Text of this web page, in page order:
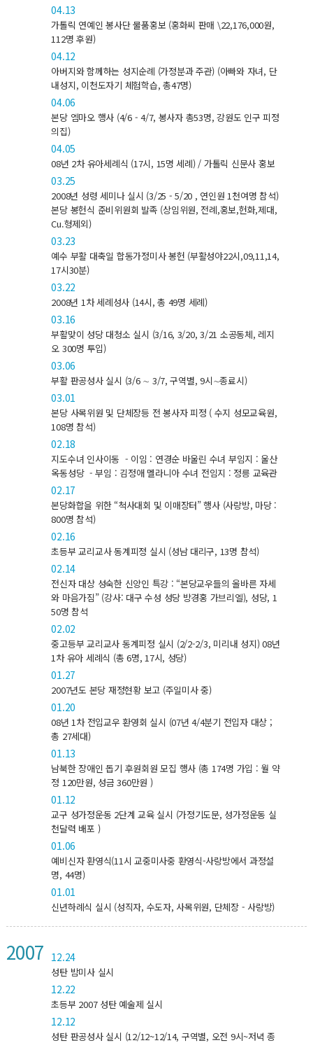
04.13
가톨릭 연예인 봉사단 물품홍보 (홍화씨 판매 \22,176,000원,
112명 후원)
04.12
아버지와 함께하는 성지순례 (가정분과 주관) (아빠와 자녀, 단
내성지, 이천도자기 체험학습, 총47명)
04.06
본당 엠마오 행사 (4/6 - 4/7, 봉사자 총53명, 강원도 인구 피정
의집)
04.05
08년 2차 유아세례식 (17시, 15명 세례) / 가톨릭 신문사 홍보
03.25
2008년 성령 세미나 실시 (3/25 - 5/20 , 연인원 1천여명 참석)
본당 봉헌식 준비위원회 발족 (상임위원, 전례,홍보,헌화,제대,
Cu.형제외)
03.23
예수 부활 대축일 합동가정미사 봉헌 (부활성야22시,09,11,14,
17시30분)
03.22
2008년 1차 세례성사 (14시, 총 49명 세례)
03.16
부활맞이 성당 대청소 실시 (3/16, 3/20, 3/21 소공동체, 레지
오 300명 투입)
03.06
부활 판공성사 실시 (3/6 ∼ 3/7, 구역별, 9시∼종료시)
03.01
본당 사목위원 및 단체장등 전 봉사자 피정 ( 수지 성모교육원,
108명 참석)
02.18
지도수녀 인사이동 - 이임 : 연경순 바울린 수녀 부임지 : 울산
옥동성당 - 부임 : 김정애 멜라니아 수녀 전임지 : 정릉 교육관
02.17
본당화합을 위한 “척사대회 및 이매장터” 행사 (사랑방, 마당 :
800명 참석)
02.16
초등부 교리교사 동계피정 실시 (성남 대리구, 13명 참석)
02.14
전신자 대상 성숙한 신앙인 특강 : “본당교우들의 올바른 자세
와 마음가짐” (강사: 대구 수성 성당 방경홍 가브리엘), 성당, 1
50명 참석
02.02
중고등부 교리교사 동계피정 실시 (2/2-2/3, 미리내 성지) 08년
1차 유아 세례식 (총 6명, 17시, 성당)
01.27
2007년도 본당 재정현황 보고 (주일미사 중)
01.20
08년 1차 전입교우 환영회 실시 (07년 4/4분기 전입자 대상 ;
총 27세대)
01.13
남북한 장애인 돕기 후원회원 모집 행사 (총 174명 가입 : 월 약
정 120만원, 성금 360만원 )
01.12
교구 성가정운동 2단계 교육 실시 (가정기도문, 성가정운동 실
천달력 배포 )
01.06
예비신자 환영식(11시 교중미사중 환영식-사랑방에서 과정설
명, 44명)
01.01
신년하례식 실시 (성직자, 수도자, 사목위원, 단체장 - 사랑방)
2007 12.24
성탄 밤미사 실시
12.22
초등부 2007 성탄 예술제 실시
12.12
성탄 판공성사 실시 (12/12~12/14, 구역별, 오전 9시~저녁 종